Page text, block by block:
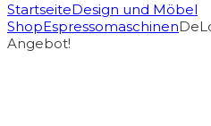
StartseiteDesign und Möbel
ShopEspressomaschinen
Angebot!